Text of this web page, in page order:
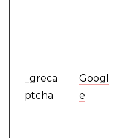
_greca
ptcha
Googl
e